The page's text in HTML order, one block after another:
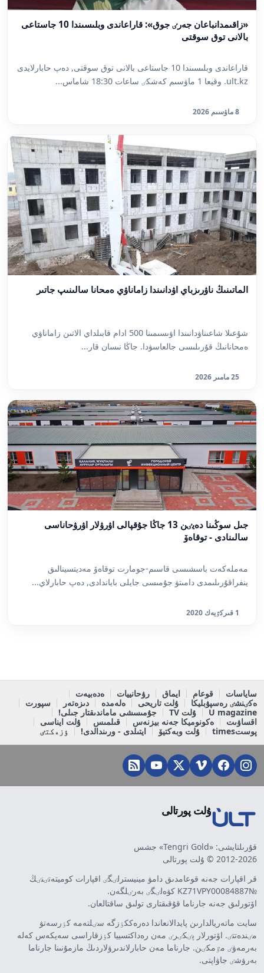
«زاقىمدانباعان جەرٸ جوق»: قاراعاندى وبلىسىندا 10 جاستاعى
بالانى توق سوقتى
قاراعاندى وبلىسىندا 10 جاستاعى بالانى توق سوقتى, دەپ حابارلايدى
ult.kz. وقيعا 1 ماۋسىم كەشكٸ ساعات 18:30 شاماس...
8 ماۋسىم 2026
الماتىنىڭ ناۋرىزباي اۋدانىندا زاماناۋي ەمحانا سالىنىپ جاتىر
شۇعىلا شاعىناۋدانىندا اۋىسىمىنا 500 ادام قابىلداي الاتىن زاماناۋي
ەمحانانىڭ قۇرىلىسى جالعاسۋدا. جاڭا نىسان قار...
25 مامىر 2026
جىل سوڭىنا دەيٸن 13 جاڭا جۇقپالى اۋرۋلار اۋرۋحاناسى
سالىنادى - توقاەۆ
مەملەكەت باسشىسى قاسىم-جومارت توقاەۆ مەديتسينالىق
ينفراقۇرىلىمدى دامىتۋ جۇمىسى جايلى باياندادى, دەپ حابارلاي...
1 قىركٷيەك 2020
ساياسات قوعام ايماق رۋحانييات
ەدەبيەت
ەكٸنشٸ رەسپۋبليكا
ۇلت تاريحى ەلەمدە دىزەتەر
سپورت
U magazine
ۇلت TV
جۇمىسشى ماماندىقتار جىلى!
اقساۋىت
ەكونوميكا جەنە بيزنەس قىلمىس
ۇلت ايناسى
پوستtimes
ۇلت وبەكتيۆ ايتىلدى - ورىندالدى! ٶزەكتٸ
ۇلت پورتالى
قۇرىلتايشى: «Tengri Gold» جشس
2012-2026 © ۇلت پورتالى
قر اقپارات جەنە قوعامدىق دامۋ مينيسترلٸگٸ اقپارات كوميتەتٸنٸڭ
№KZ71VPY00084887 كۋەلٸگٸ بەرٸلگەن.
اۆتورلىق جەنە جارناما قۇقىقتارى تولىق ساقتالعان.
سايت ماتەريالدارىن پايدالانعاندا دەرەككٶزگە سٸلتەمە كٶرسەتۋ
مٸندەتتٸ. اۆتورلار پٸكٸرٸ مەن رەداكتسييا كٶزقاراسى سەيكەس كەلە
بەرمەۋٸ مٷمكٸن. جارناما مەن حابارلاندىرۋلاردىڭ مازمۇنىنا جارناما
بەرۋشٸ جاۋاپتى.